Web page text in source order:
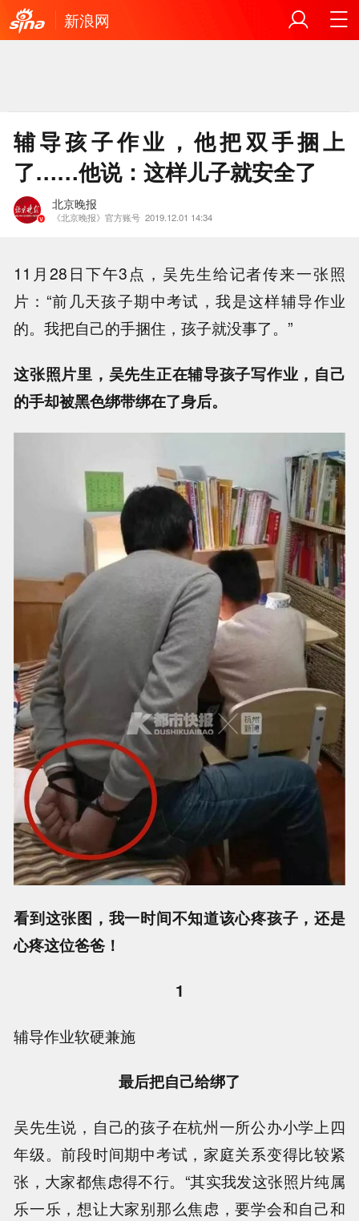
新浪网
辅导孩子作业，他把双手捆上
了……他说：这样儿子就安全了
北京晚报
《北京晚报》官方账号 2019.12.01 14:34
11月28日下午3点，吴先生给记者传来一张照
片：“前几天孩子期中考试，我是这样辅导作业
的。我把自己的手捆住，孩子就没事了。”
这张照片里，吴先生正在辅导孩子写作业，自己
的手却被黑色绑带绑在了身后。
看到这张图，我一时间不知道该心疼孩子，还是
心疼这位爸爸！
1
辅导作业软硬兼施
最后把自己给绑了
吴先生说，自己的孩子在杭州一所公办小学上四
年级。前段时间期中考试，家庭关系变得比较紧
张，大家都焦虑得不行。“其实我发这张照片纯属
乐一乐，想让大家别那么焦虑，要学会和自己和